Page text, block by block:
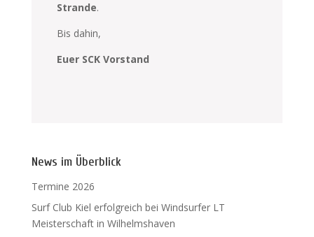
Strande.
Bis dahin,
Euer SCK Vorstand
News im Überblick
Termine 2026
Surf Club Kiel erfolgreich bei Windsurfer LT
Meisterschaft in Wilhelmshaven